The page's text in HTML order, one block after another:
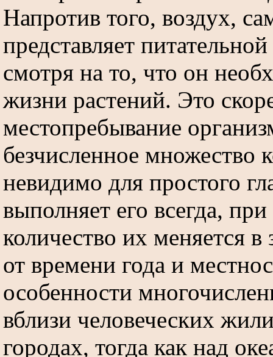
Напротив того, воздух,
представляет
смотря на то, что он
жизни растений. Это
местопребывание
безчисленное множество
невидимо для простого
выполняет его всегда,
количество их меняется в
от времени года и
особенности
вблизи человеческих
городах, тогда как над